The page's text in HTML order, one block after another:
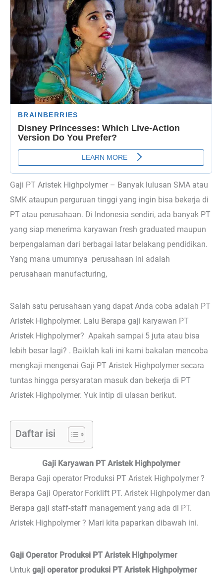
Gaji PT Aristek Highpolymer – Banyak lulusan SMA atau
SMK ataupun perguruan tinggi yang ingin bisa bekerja di
PT atau perusahaan. Di Indonesia sendiri, ada banyak PT
yang siap menerima karyawan fresh graduated maupun
berpengalaman dari berbagai latar belakang pendidikan.
Yang mana umumnya perusahaan ini adalah
perusahaan manufacturing,
Salah satu perusahaan yang dapat Anda coba adalah PT
Aristek Highpolymer. Lalu Berapa gaji karyawan PT
Aristek Highpolymer? Apakah sampai 5 juta atau bisa
lebih besar lagi? . Baiklah kali ini kami bakalan mencoba
mengkaji mengenai Gaji PT Aristek Highpolymer secara
tuntas hingga persyaratan masuk dan bekerja di PT
Aristek Highpolymer. Yuk intip di ulasan berikut.
Daftar isi
Gaji Karyawan PT Aristek Highpolymer
Berapa Gaji operator Produksi PT Aristek Highpolymer ?
Berapa Gaji Operator Forklift PT. Aristek Highpolymer dan
Berapa gaji staff-staff management yang ada di PT.
Aristek Highpolymer ? Mari kita paparkan dibawah ini.
Gaji Operator Produksi PT Aristek Highpolymer
Untuk gaji operator produksi PT Aristek Highpolymer